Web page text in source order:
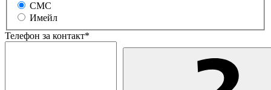
СМС
Имейл
Телефон за контакт*